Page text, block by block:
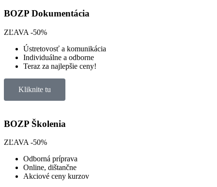
BOZP Dokumentácia
ZĽAVA -50%
Ústretovosť a komunikácia
Individuálne a odborne
Teraz za najlepšie ceny!
Kliknite tu
BOZP Školenia
ZĽAVA -50%
Odborná príprava
Online, dištančne
Akciové ceny kurzov